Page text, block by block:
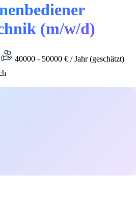
(m/w/d)
40000 - 50000 € / Jahr (geschätzt)